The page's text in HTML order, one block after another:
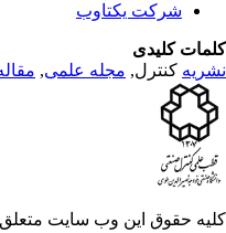
شرکت یکتاوب
کلمات کلیدی
نشریه کنترل, مجله علمی,
کلیه حقوق این وب سایت متعلق